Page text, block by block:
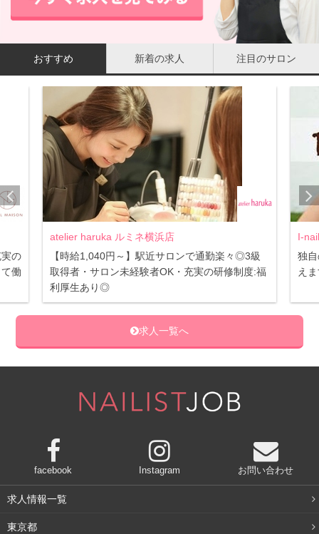
おすすめ 新着の求人 注目のサロン
の
働
atelier haruka ルミネ横浜店
【時給1,040円～】駅近サロンで通勤楽々◎3級
取得者・サロン未経験者OK・充実の研修制度:福
利厚生あり◎
I-
独
え
求人一覧へ
facebook Instagram お問い合わせ
求人情報一覧
東京都